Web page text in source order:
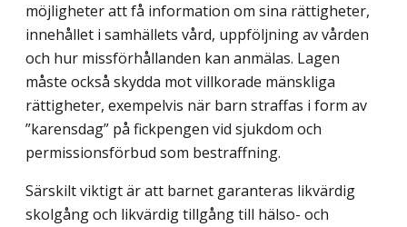
möjligheter att få information om sina rättigheter,
innehållet i samhällets vård, uppföljning av vården
och hur missförhållanden kan anmälas. Lagen
måste också skydda mot villkorade mänskliga
rättigheter, exempelvis när barn straffas i form av
”karensdag” på fickpengen vid sjukdom och
permissionsförbud som bestraffning.
Särskilt viktigt är att barnet garanteras likvärdig
skolgång och likvärdig tillgång till hälso- och